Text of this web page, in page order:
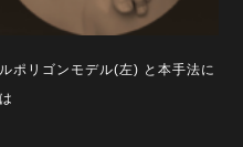
ポリゴンモデル(左) と本手法に